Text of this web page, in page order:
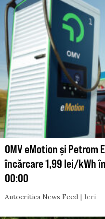
OMV eMotion și
încărcare 1,99 lei/kWh
00:00
Autocritica News Feed Ieri